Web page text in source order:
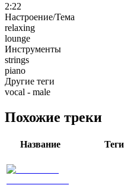
2:22
Настроение/Тема
relaxing
lounge
Инструменты
strings
piano
Другие теги
vocal - male
Похожие треки
Название Теги